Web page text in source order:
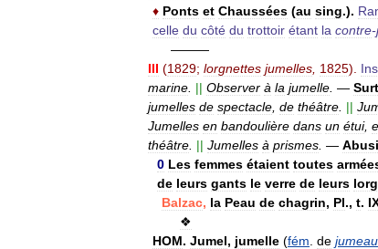
♦ Ponts et Chaussées (au sing.).
celle du côté du trottoir étant la contre-
———
III (1829; lorgnettes jumelles 1825).
marine || Observer à la jumelle —
jumelles de spectacle de théâtre ||
Jumelles en bandoulière dans un étui,
théâtre || Jumelles à prismes —
0 Les femmes étaient toutes
de leurs gants le verre de leurs
Balzac, la Peau de chagrin, Pl., t.
❖
HOM. Jumel, jumelle (fém de jumeau